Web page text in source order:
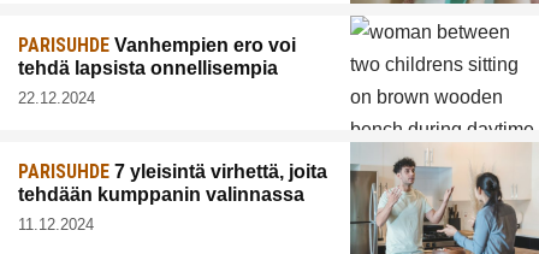
PARISUHDE Vanhempien ero voi
tehdä lapsista onnellisempia
22.12.2024
PARISUHDE 7 yleisintä virhettä, joita
tehdään kumppanin valinnassa
11.12.2024